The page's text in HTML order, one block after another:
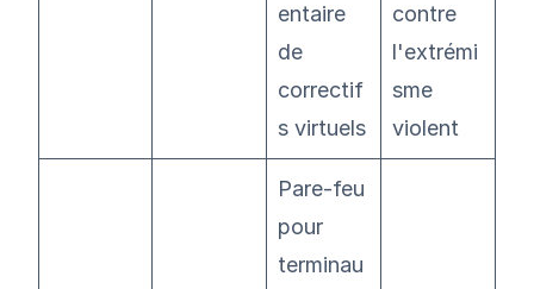
entaire
de
correctif
s virtuels
contre
l'extrémi
sme
violent
Pare-feu
pour
terminau